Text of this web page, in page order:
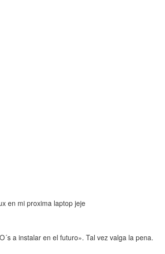
en mi proxima laptop jeje
a instalar en el futuro». Tal vez valga la pena.